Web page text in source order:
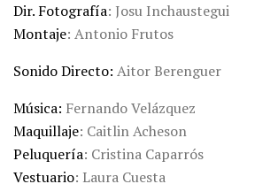
Dir. Fotografía: Josu Inchaustegui
Montaje: Antonio Frutos
Sonido Directo: Aitor Berenguer
Música: Fernando Velázquez
Maquillaje: Caitlin Acheson
Peluquería: Cristina Caparrós
Vestuario: Laura Cuesta